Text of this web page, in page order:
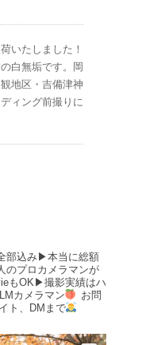
いたしました！
白無垢です。岡
地区・吉備津神
ィング前撮りに
部込み▶︎本当に総額
のプロカメラマンが
もOK▶︎撮影実績はハ
カメラマン
お問
ト、DMまで